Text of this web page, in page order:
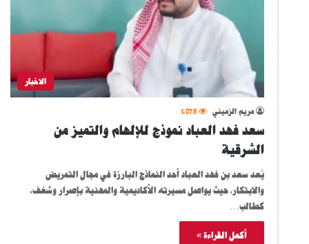
الاخبار
مريم الزميني 1٬078
سعد فهد العباد نموذج للإلهام والتميز من
الشرقية
يُعد سعد بن فهد العباد أحد النماذج البارزة في مجال التمريض
والابتكار، حيث يواصل مسيرته الأكاديمية والمهنية بإصرار وشغف.
كطالب…
أكمل القراءة »